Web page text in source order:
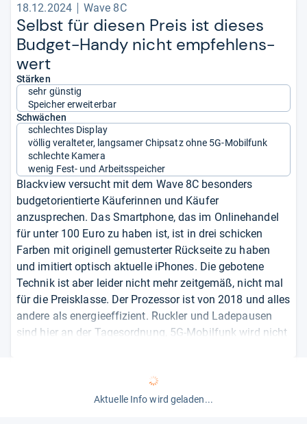
18.12.2024 Wave 8C
Selbst für die­sen Preis ist die­ses
Bud­get-​Handy nicht emp­feh­lens­
wert
Stärken
sehr günstig
Speicher erweiterbar
Schwächen
schlechtes Display
völlig veralteter, langsamer Chipsatz ohne 5G-Mobilfunk
schlechte Kamera
wenig Fest- und Arbeitsspeicher
Blackview versucht mit dem Wave 8C besonders
budgetorientierte Käuferinnen und Käufer
anzusprechen. Das Smartphone, das im Onlinehandel
für unter 100 Euro zu haben ist, ist in drei schicken
Farben mit originell gemusterter Rückseite zu haben
und imitiert optisch aktuelle iPhones. Die gebotene
Technik ist aber leider nicht mehr zeitgemäß, nicht mal
für die Preisklasse. Der Prozessor ist von 2018 und alles
andere als energieeffizient. Ruckler und Ladepausen
sind hier an der Tagesordnung, 5G-Mobilfunk wird nicht
Immerhin lässt sich der 64 GB große Festspeicher per
Aktuelle Info wird geladen...